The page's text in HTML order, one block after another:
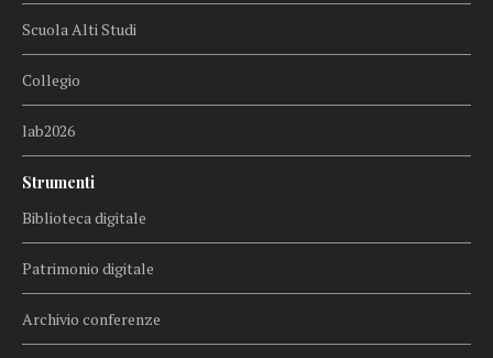
Scuola Alti Studi
Collegio
lab2026
Strumenti
Biblioteca digitale
Patrimonio digitale
Archivio conferenze